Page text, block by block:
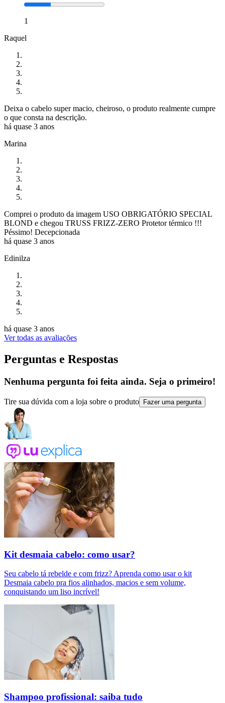
1
Raquel
Deixa o cabelo super macio, cheiroso, o produto realmente cumpre
o que consta na descrição.
há quase 3 anos
Marina
Comprei o produto da imagem USO OBRIGATÓRIO SPECIAL
BLOND e chegou TRUSS FRIZZ-ZERO Protetor térmico !!!
Péssimo! Decepcionada
há quase 3 anos
Edinilza
há quase 3 anos
Ver todas as avaliações
Perguntas e Respostas
Nenhuma pergunta foi feita ainda. Seja o primeiro!
Tire sua dúvida com a loja sobre o produto Fazer uma pergunta
Kit desmaia cabelo: como usar?
Seu cabelo tá rebelde e com frizz? Aprenda como usar o kit
Desmaia cabelo pra fios alinhados, macios e sem volume,
conquistando um liso incrível!
Shampoo profissional: saiba tudo